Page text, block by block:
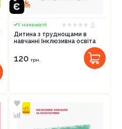
У наявності
0
Дитина з труднощами в
навчанні Інклюзивна освіта
120 грн.